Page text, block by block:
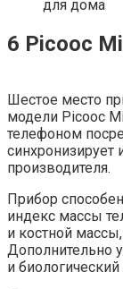
для дома
6 Picooc
Шестое место
модели Picooc
телефоном
производителя.
Прибор
индекс массы
и костной
Дополнительно
и биологический